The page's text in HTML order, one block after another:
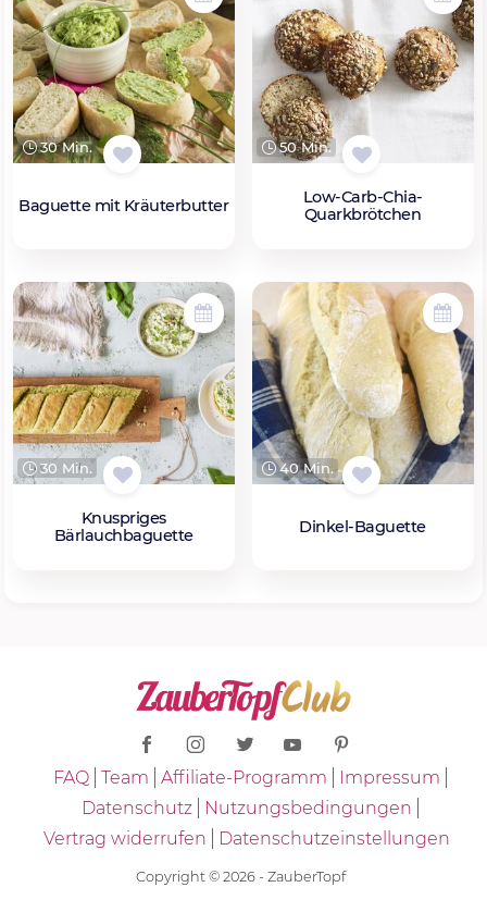
30 Min.
Baguette mit Kräuterbutter
50 Min.
Low-Carb-Chia-
Quarkbrötchen
30 Min.
Knuspriges
Bärlauchbaguette
40 Min.
Dinkel-Baguette
FAQ Team Affiliate-Programm
Impressum
Datenschutz
Nutzungsbedingungen
Vertrag widerrufen
Datenschutzeinstellungen
Copyright © 2026 - ZauberTopf